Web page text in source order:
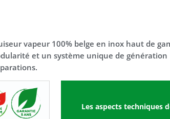
vapeur 100% belge en inox haut de
et un système unique de
Les aspects techniques